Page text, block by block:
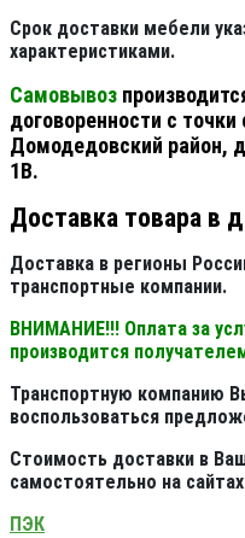
Срок доставки мебели
характеристиками.
Самовывоз
договоренности с
Домодедовский район,
1В.
Доставка товара в
Доставка в регионы
транспортные компании.
ВНИМАНИЕ!!! Оплата за
производится
Транспортную компанию
воспользоваться
Стоимость доставки в
самостоятельно на
ПЭК